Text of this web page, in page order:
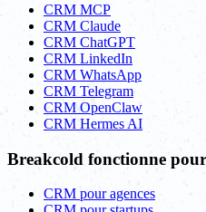
CRM MCP
CRM Claude
CRM ChatGPT
CRM LinkedIn
CRM WhatsApp
CRM Telegram
CRM OpenClaw
CRM Hermes AI
Breakcold fonctionne
CRM pour agences